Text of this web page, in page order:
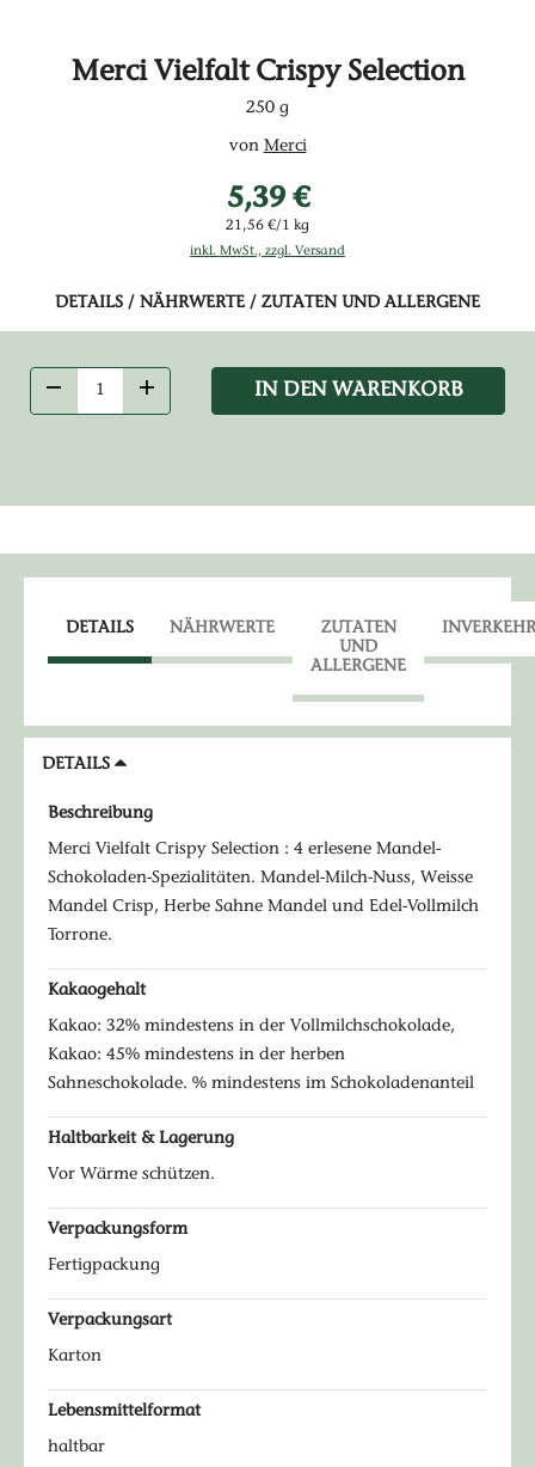
Merci Vielfalt Crispy Selection
250 g
von Merci
5,39 €
21,56 €/1 kg
inkl. MwSt., zzgl. Versand
DETAILS / NÄHRWERTE / ZUTATEN UND ALLERGENE
ANZAHL VERRINGERNANZAHL ERHÖHEN
IN DEN WARENKORB
DETAILS NÄHRWERTE
ZUTATEN
UND
ALLERGENE
DETAILS
Beschreibung
Merci Vielfalt Crispy Selection : 4 erlesene Mandel-
Schokoladen-Spezialitäten. Mandel-Milch-Nuss, Weisse
Mandel Crisp, Herbe Sahne Mandel und Edel-Vollmilch
Torrone.
Kakaogehalt
Kakao: 32% mindestens in der Vollmilchschokolade,
Kakao: 45% mindestens in der herben
Sahneschokolade. % mindestens im Schokoladenanteil
Haltbarkeit & Lagerung
Vor Wärme schützen.
Verpackungsform
Fertigpackung
Verpackungsart
Karton
Lebensmittelformat
haltbar